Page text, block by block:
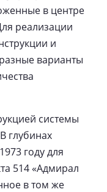
в центре
реализации
и
варианты
системы
глубинах
году для
514 «Адмирал
в том же